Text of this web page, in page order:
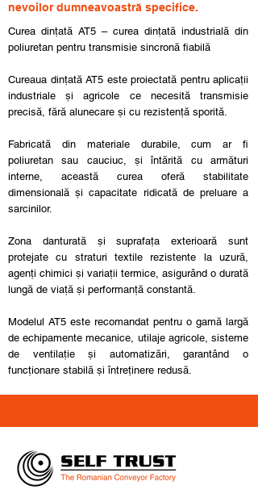
nevoilor dumneavoastră specifice.
Curea dințată AT5 – curea dințată industrială din
poliuretan pentru transmisie sincronă fiabilă
Cureaua dințată AT5 este proiectată pentru aplicații
industriale și agricole ce necesită transmisie
precisă, fără alunecare și cu rezistență sporită.
Fabricată din materiale durabile, cum ar fi
poliuretan sau cauciuc, și întărită cu armături
interne, această curea oferă stabilitate
dimensională și capacitate ridicată de preluare a
sarcinilor.
Zona danturată și suprafața exterioară sunt
protejate cu straturi textile rezistente la uzură,
agenți chimici și variații termice, asigurând o durată
lungă de viață și performanță constantă.
Modelul AT5 este recomandat pentru o gamă largă
de echipamente mecanice, utilaje agricole, sisteme
de ventilație și automatizări, garantând o
funcționare stabilă și întreținere redusă.